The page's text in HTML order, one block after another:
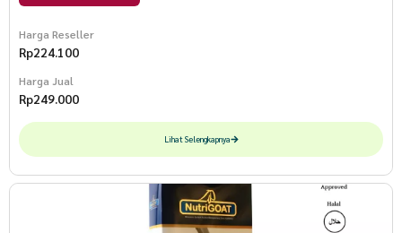
Harga Reseller
Rp224.100
Harga Jual
Rp249.000
Lihat Selengkapnya